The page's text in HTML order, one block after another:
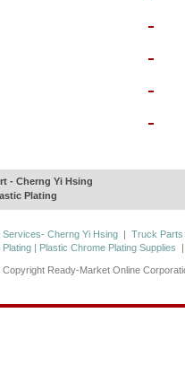
- Cherng Yi Hsing
Plating
Cherng Yi Hsing | Truck Parts
| Plastic Chrome Plating Supplies
Copyright Ready-Market Online